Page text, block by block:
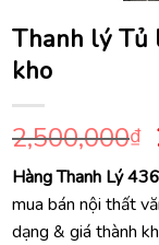
Thanh lý Tủ
kho
2,500,000₫
Hàng Thanh Lý 436
mua bán nội thất
dạng & giá thành